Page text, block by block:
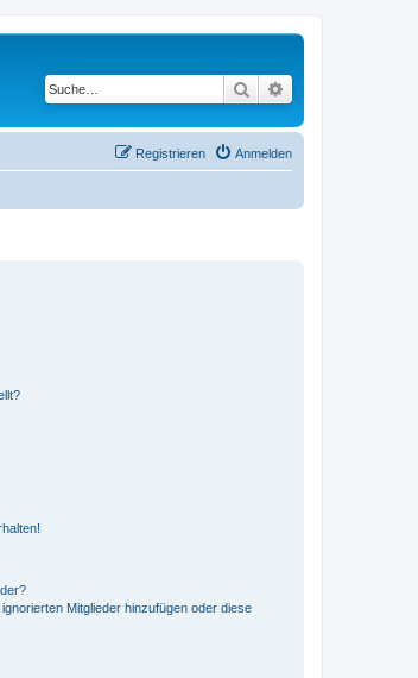
Suche
Anmelden
Registrieren
Mitglieder hinzufügen oder diese